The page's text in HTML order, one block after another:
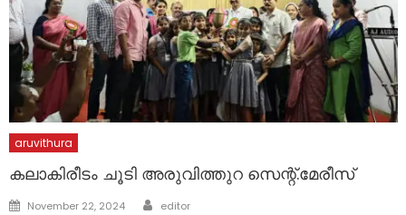
aruvithura
കലാകിരീടം ചൂടി അരുവിത്തുറ സെന്റ്.മേരീസ്
Posted
November 22, 2024 Author
editor